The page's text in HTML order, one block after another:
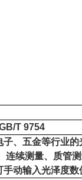
T 9754
、五金等行业
连续测量、质管测
手动输入光泽度数